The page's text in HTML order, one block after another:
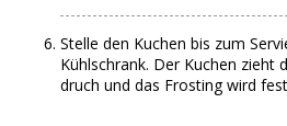
Stelle den Kuchen bis zum
Kühlschrank. Der Kuchen zieht
druch und das Frosting wird